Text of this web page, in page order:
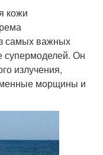
кожи
самых важных
супермоделей. Он
излучения,
морщины и